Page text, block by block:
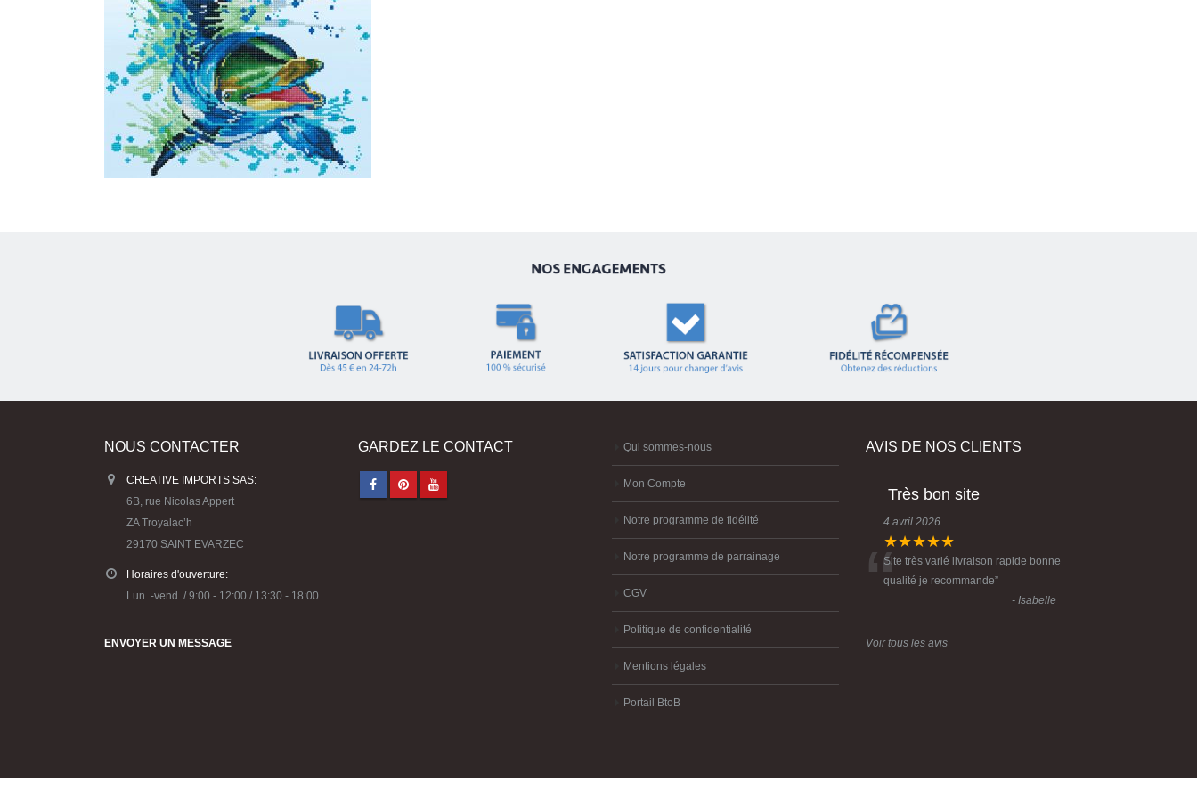
NOUS CONTACTER
CREATIVE IMPORTS SAS:
6B, rue Nicolas Appert
ZA Troyalac’h
29170 SAINT EVARZEC
Horaires d'ouverture:
Lun. -vend. / 9:00 - 12:00 / 13:30 - 18:00
ENVOYER UN MESSAGE
GARDEZ LE CONTACT Qui sommes-nous
Mon Compte
Notre programme de fidélité
Notre programme de parrainage
CGV
Politique de confidentialité
Mentions légales
Portail BtoB
AVIS DE NOS CLIENTS
Très bon site
4 avril 2026
★★★★★
“Site très varié livraison rapide bonne
qualité je recommande”
- Isabelle
Voir tous les avis